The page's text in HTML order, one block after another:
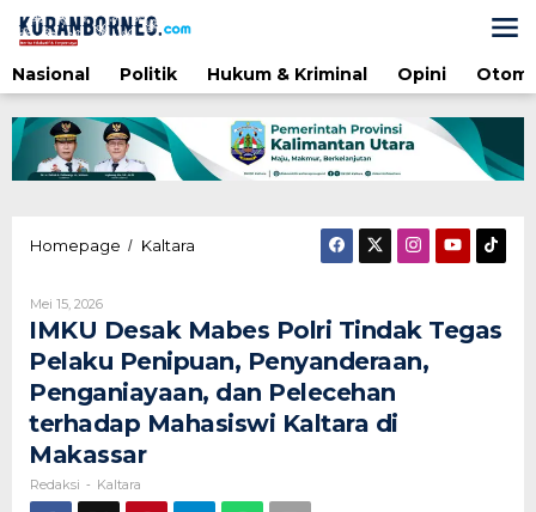
konten
Nasional
Politik Hukum & Kriminal Opini
Homepage / Kaltara
Tindak
Pelaku
Penipuan,
Penyanderaan,
Penganiayaan,
terhadap
Mei 15, 2026Oleh
Redaksi
IMKU Desak Mabes Polri Tindak Tegas
Pelaku Penipuan, Penyanderaan,
Penganiayaan, dan Pelecehan
terhadap Mahasiswi Kaltara di
Makassar
Redaksi - Kaltara